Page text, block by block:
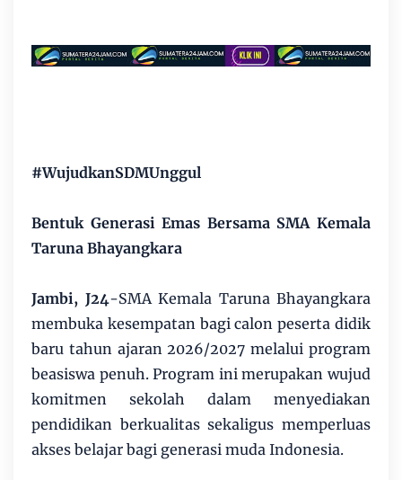
#WujudkanSDMUnggul
Bentuk Generasi Emas Bersama SMA Kemala
Taruna Bhayangkara
Jambi, J24-SMA Kemala Taruna Bhayangkara
membuka kesempatan bagi calon peserta didik
baru tahun ajaran 2026/2027 melalui program
beasiswa penuh. Program ini merupakan wujud
komitmen sekolah dalam menyediakan
pendidikan berkualitas sekaligus memperluas
akses belajar bagi generasi muda Indonesia.